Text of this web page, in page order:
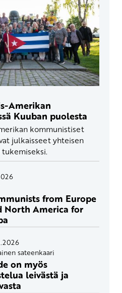
Amerikan
Kuuban puolesta
kommunistiset
julkaisseet yhteisen
from Europe
North America for
sateenkaari
on myös
leivästä ja